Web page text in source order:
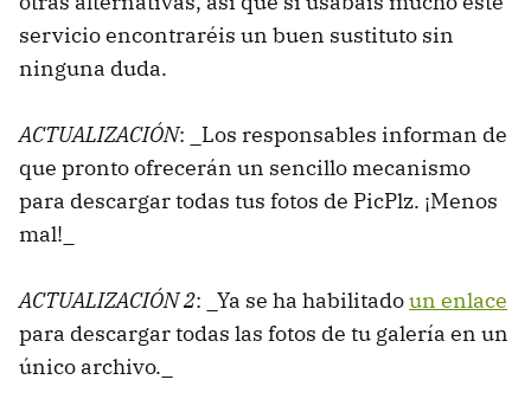
servicio encontraréis un buen sustituto sin
ninguna duda.
ACTUALIZACIÓN: _Los responsables informan de
que pronto ofrecerán un sencillo mecanismo
para descargar todas tus fotos de PicPlz. ¡Menos
mal!_
ACTUALIZACIÓN 2: _Ya se ha habilitadoun enlace
para descargar todas las fotos de tu galería en un
único archivo._